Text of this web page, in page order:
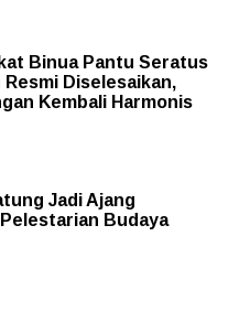
Binua Pantu Seratus
Diselesaikan,
Kembali Harmonis
Jadi Ajang
Budaya